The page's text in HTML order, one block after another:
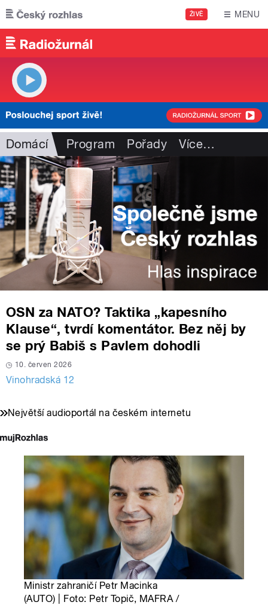
Přejít k hlavnímu obsahu
ŽIVĚ MENU
Domácí Program Pořady Více…
OSN za NATO? Taktika „kapesního
Klause“, tvrdí komentátor. Bez něj by
se prý Babiš s Pavlem dohodli
10. červen 2026
Vinohradská 12
Největší audioportál na českém internetu
Ministr zahraničí Petr Macinka
(AUTO) | Foto: Petr Topič, MAFRA /